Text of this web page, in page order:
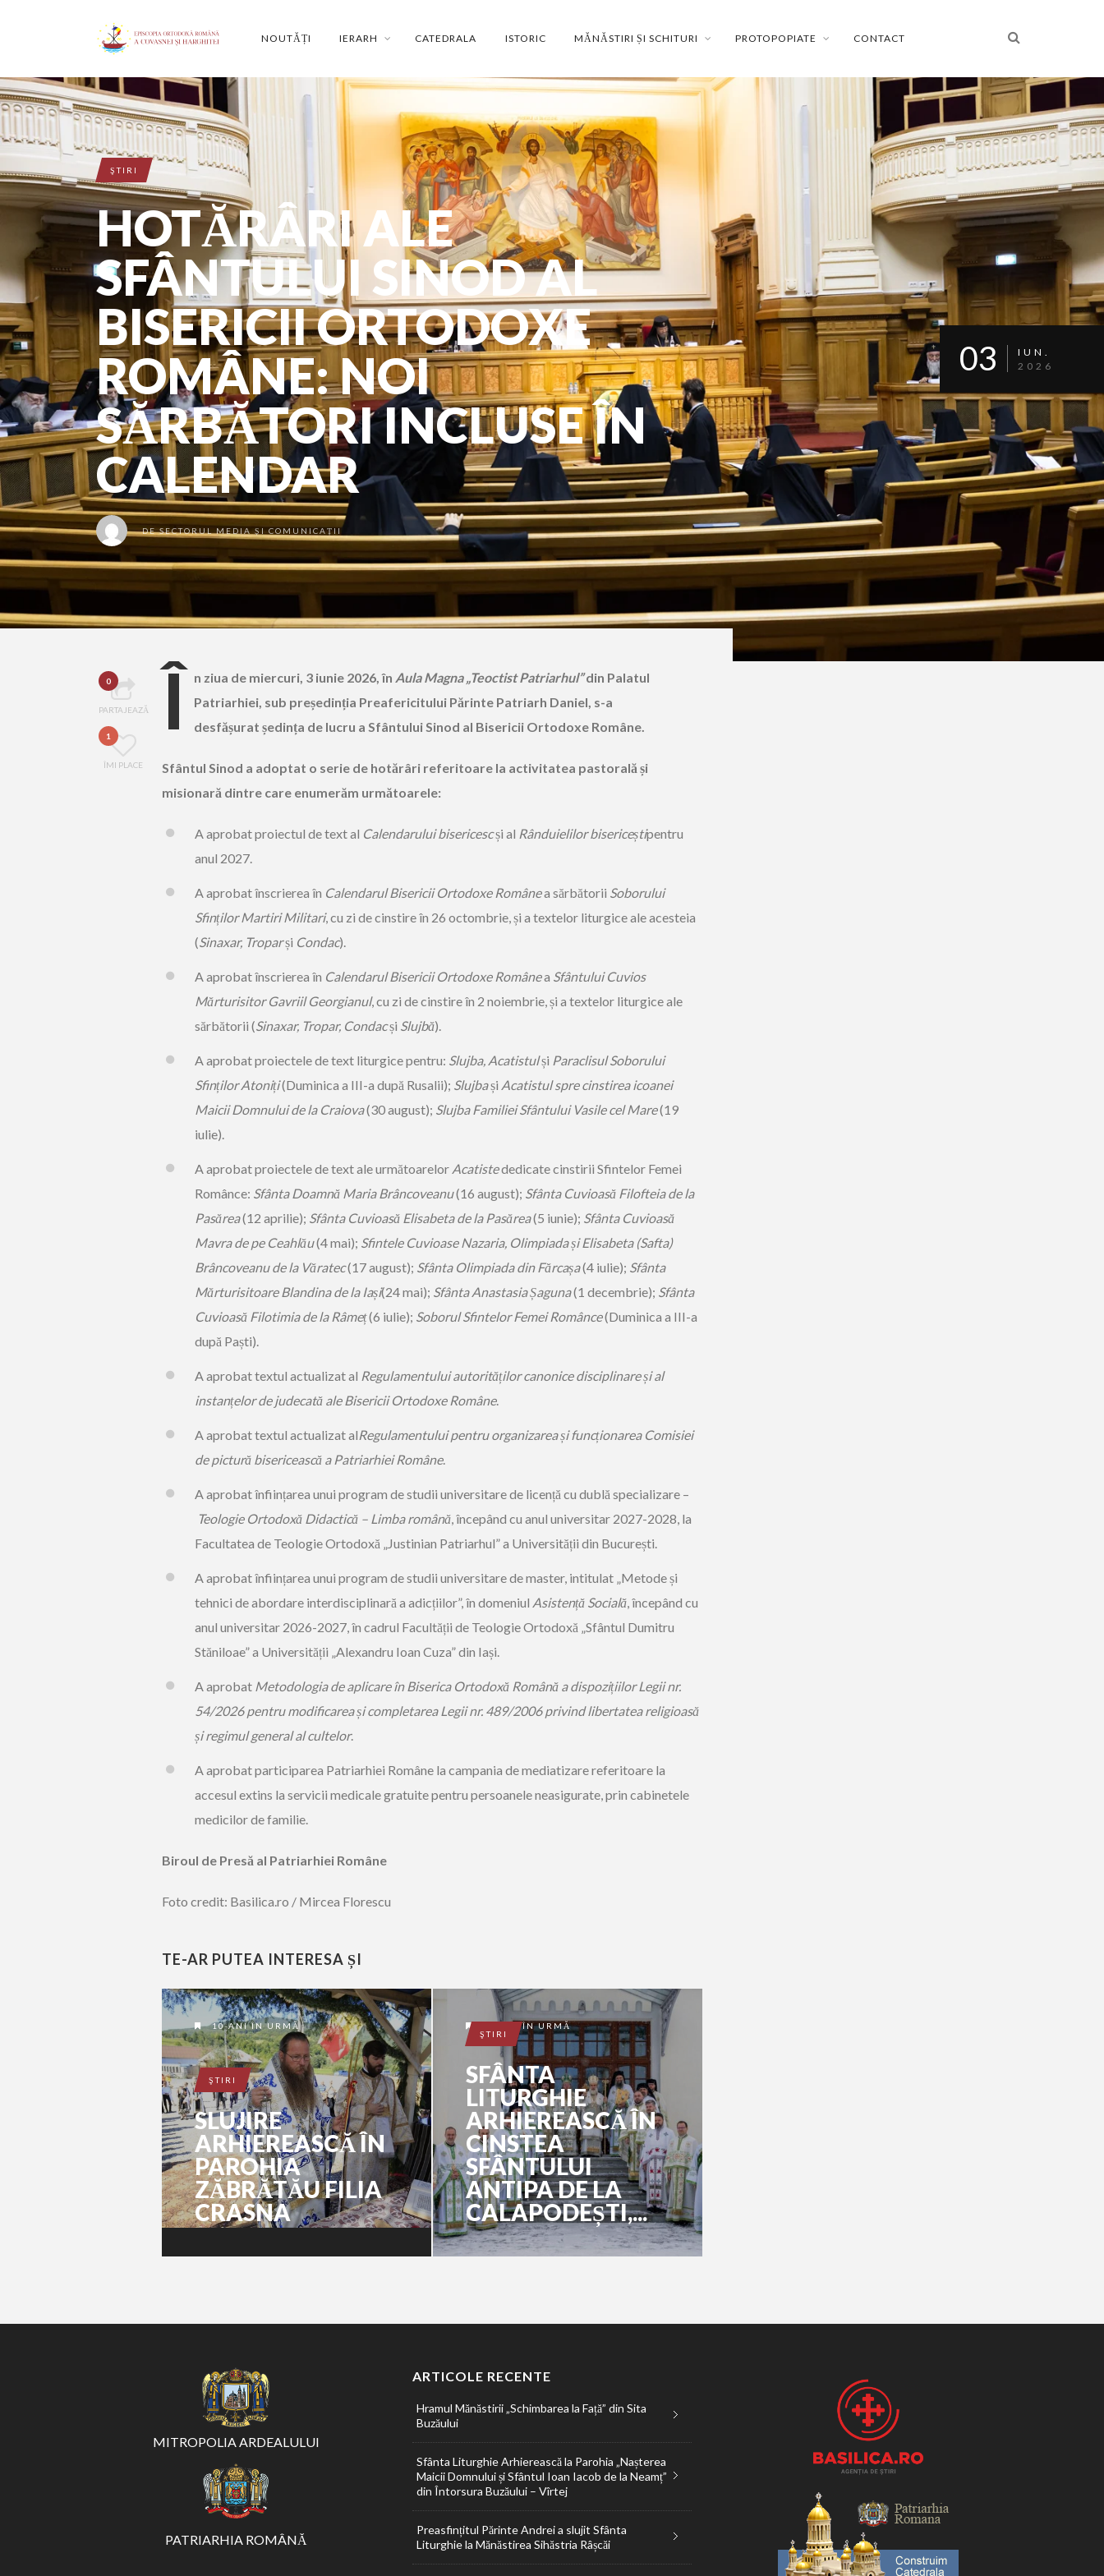
NOUTĂȚI IERARH CATEDRALA ISTORIC MĂNĂSTIRI ȘI SCHITURI PROTOPOPIATE CONTACT
ŞTIRI
HOTĂRÂRI ALE
SFÂNTULUI SINOD AL
BISERICII ORTODOXE
ROMÂNE: NOI
SĂRBĂTORI INCLUSE ÎN
CALENDAR
DESECTORUL MEDIA ȘI COMUNICAȚII
03
IUN.
2026
0
PARTAJEAZĂ
1
ÎMI PLACE
Î n ziua de miercuri, 3 iunie 2026,în Aula Magna Teoctist Patriarhul”din Palatul
Patriarhiei, sub președinția Preafericitului Părinte Patriarh Daniel, s-a
desfășurat ședința de lucru a Sfântului Sinod al Bisericii Ortodoxe Române.
Sfântul Sinod a adoptat o serie de hotărâri referitoare la activitatea pastorală și
misionară dintre care enumerăm următoarele:
A aprobat proiectul de text al Calendarului bisericescși al Rânduielilor bisericeștipentru
anul 2027.
A aprobat înscrierea în Calendarul Bisericii Ortodoxe Românea sărbătorii Soborului
Sfinților Martiri Militari, cu zi de cinstire în 26 octombrie, și a textelor liturgice ale acesteia
( Sinaxar, Troparși Condac).
A aprobat înscrierea în Calendarul Bisericii Ortodoxe Românea Sfântului Cuvios
Mărturisitor Gavriil Georgianul, cu zi de cinstire în 2 noiembrie, și a textelor liturgice ale
sărbătorii ( Sinaxar, Tropar, Condacși Slujbă).
A aprobat proiectele de text liturgice pentru: Slujba, Acatistulși Paraclisul Soborului
Sfinților Atoniți(Duminica a III-a după Rusalii); Slujbași Acatistul spre cinstirea icoanei
Maicii Domnului de la Craiova(30 august); Slujba Familiei Sfântului Vasile cel Mare(19
iulie).
A aprobat proiectele de text ale următoarelor Acatistededicate cinstirii Sfintelor Femei
Românce: Sfânta Doamnă Maria Brâncoveanu(16 august); Sfânta Cuvioasă Filofteia de la
Pasărea(12 aprilie); Sfânta Cuvioasă Elisabeta de la Pasărea(5 iunie); Sfânta Cuvioasă
Mavra de pe Ceahlău(4 mai); Sfintele Cuvioase Nazaria, Olimpiada și Elisabeta (Safta)
Brâncoveanu de la Văratec(17 august); Sfânta Olimpiada din Fărcașa(4 iulie); Sfânta
Mărturisitoare Blandina de la Iași(24 mai); Sfânta Anastasia Șaguna(1 decembrie); Sfânta
Cuvioasă Filotimia de la Râmeț(6 iulie); Soborul Sfintelor Femei Românce(Duminica a III-a
după Paști).
A aprobat textul actualizat al Regulamentului autorităților canonice disciplinare și al
instanțelor de judecată ale Bisericii Ortodoxe Române.
A aprobat textul actualizat alRegulamentului pentru organizarea și funcționarea Comisiei
de pictură bisericească a Patriarhiei Române.
A aprobat înființarea unui program de studii universitare de licență cu dublă specializare –
Teologie Ortodoxă Didactică – Limba română , începând cu anul universitar 2027-2028, la
Facultatea de Teologie Ortodoxă „Justinian Patriarhul” a Universității din București.
A aprobat înființarea unui program de studii universitare de master, intitulat „Metode și
tehnici de abordare interdisciplinară a adicțiilor”, în domeniul Asistență Socială , începând cu
anul universitar 2026-2027, în cadrul Facultății de Teologie Ortodoxă „Sfântul Dumitru
Stăniloae” a Universității „Alexandru Ioan Cuza” din Iași.
A aprobat Metodologia de aplicare în Biserica Ortodoxă Română a dispozițiilor Legii nr.
54/2026 pentru modificarea și completarea Legii nr. 489/2006 privind libertatea religioasă
și regimul general al cultelor.
A aprobat participarea Patriarhiei Române la campania de mediatizare referitoare la
accesul extins la servicii medicale gratuite pentru persoanele neasigurate, prin cabinetele
medicilor de familie.
Biroul de Presă al Patriarhiei Române
Foto credit: Basilica.ro / Mircea Florescu
TE-AR PUTEA INTERESA ȘI
10 ANI ÎN URMĂ
ŞTIRI
SLUJIRE
ARHIEREASCĂ ÎN
PAROHIA
ZĂBRĂTĂU FILIA
CRASNA
7 LUNI ÎN URMĂ
ŞTIRI
SFÂNTA
LITURGHIE
ARHIEREASCĂ ÎN
CINSTEA
SFÂNTULUI
ANTIPA DE LA
CALAPODEȘTI,...
MITROPOLIA ARDEALULUI
PATRIARHIA ROMÂNĂ
ARTICOLE RECENTE
Hramul Mănăstirii „Schimbarea la Față” din Sita
Buzăului
Sfânta Liturghie Arhierească la Parohia „Nașterea
Maicii Domnului și Sfântul Ioan Iacob de la Neamț”
din Întorsura Buzăului – Vîrtej
Preasfințitul Părinte Andrei a slujit Sfânta
Liturghie la Mănăstirea Sihăstria Râșcăi